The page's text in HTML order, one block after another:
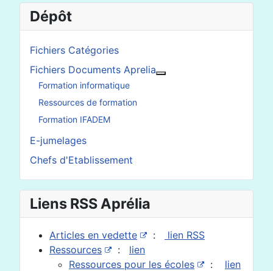
Dépôt
Fichiers Catégories
Fichiers Documents Aprelia
Formation informatique
Ressources de formation
Formation IFADEM
E-jumelages
Chefs d'Etablissement
Liens RSS Aprélia
Articles en vedette :
lien RSS
Ressources
: lien
Ressources pour les écoles
: lien